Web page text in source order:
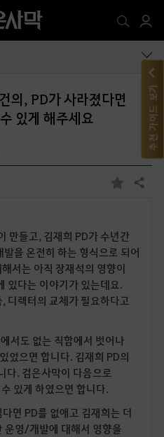
의, PD가 사라졌다면
있게 해주세요
즐
기
공유하기
만들고, 김재희 PD가 수년간
을 온전히 하는 형식으로 되어
서는 아직 장재석의 영향이
있다는 이야기가 있는데요.
디렉터의 교체가 필요하다고
서도 없는 직함에서 벗어나
었으면 합니다. 김재희 PD의
다. 검은사막이 다음으로
있게 하였으면 합니다.
면 PD를 없애고 김재희는 더
운영/개발에 대해서 영향을
추천 가이드 보기